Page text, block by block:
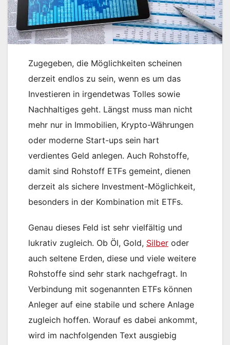
Zugegeben, die Möglichkeiten scheinen
derzeit endlos zu sein, wenn es um das
Investieren in irgendetwas Tolles sowie
Nachhaltiges geht. Längst muss man nicht
mehr nur in Immobilien, Krypto-Währungen
oder moderne Start-ups sein hart
verdientes Geld anlegen. Auch Rohstoffe,
damit sind Rohstoff ETFs gemeint, dienen
derzeit als sichere Investment-Möglichkeit,
besonders in der Kombination mit ETFs.
Genau dieses Feld ist sehr vielfältig und
lukrativ zugleich. Ob Öl, Gold, Silber oder
auch seltene Erden, diese und viele weitere
Rohstoffe sind sehr stark nachgefragt. In
Verbindung mit sogenannten ETFs können
Anleger auf eine stabile und schere Anlage
zugleich hoffen. Worauf es dabei ankommt,
wird im nachfolgenden Text ausgiebig